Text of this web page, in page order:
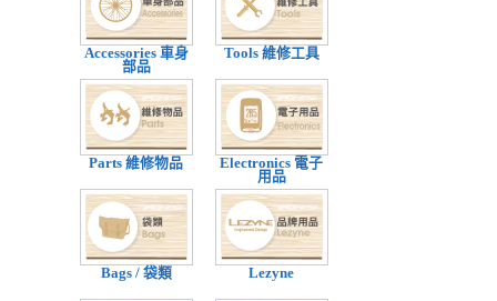
Accessories 車身
部品
Tools 維修工具
Parts 維修物品
Electronics 電子
用品
Bags / 袋類 Lezyne